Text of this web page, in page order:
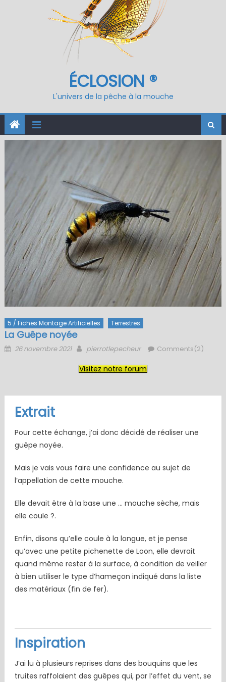
ÉCLOSION ®
L'univers de la pêche à la mouche
5 / Fiches Montage Artificielles Terrestres
La Guêpe noyée
Posted
26 novembre 2021 Author
pierrotlepecheur Comments(2)
Visitez notre forum
Extrait
Pour cette échange, j’ai donc décidé de réaliser une
guêpe noyée.
Mais je vais vous faire une confidence au sujet de
l’appellation de cette mouche.
Elle devait être à la base une … mouche sèche, mais
elle coule ?.
Enfin, disons qu’elle coule à la longue, et je pense
qu’avec une petite pichenette de Loon, elle devrait
quand même rester à la surface, à condition de veiller
à bien utiliser le type d’hameçon indiqué dans la liste
des matériaux (fin de fer).
Inspiration
J’ai lu à plusieurs reprises dans des bouquins que les
truites raffolaient des guêpes qui, par l’effet du vent, se